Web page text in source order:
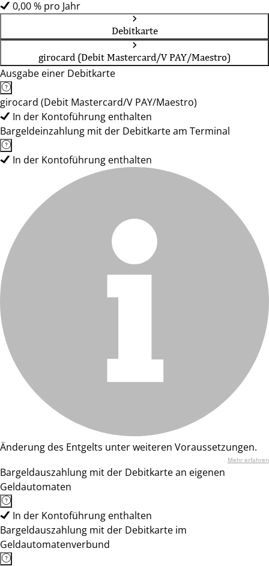
0,00 % pro Jahr
Debitkarte
girocard (Debit Mastercard/V PAY/Maestro)
Ausgabe einer Debitkarte
girocard (Debit Mastercard/V PAY/Maestro)
In der Kontoführung enthalten
Bargeldeinzahlung mit der Debitkarte am Terminal
In der Kontoführung enthalten
Änderung des Entgelts unter weiteren Voraussetzungen.
Mehr erfahren
Bargeldauszahlung mit der Debitkarte an eigenen
Geldautomaten
In der Kontoführung enthalten
Bargeldauszahlung mit der Debitkarte im
Geldautomatenverbund